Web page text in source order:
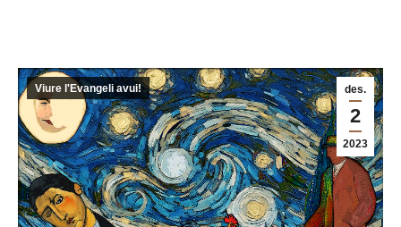
des.
2
2023
Viure l'Evangeli avui!